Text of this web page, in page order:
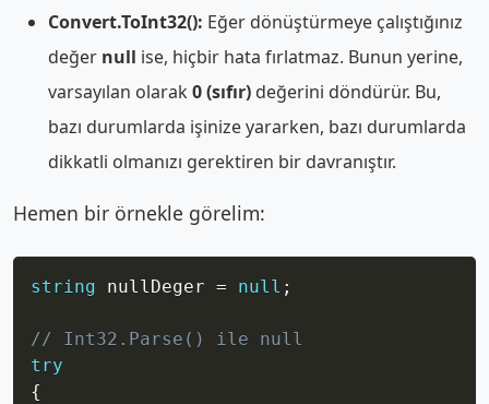
Convert.ToInt32(): Eğer dönüştürmeye çalıştığınız
değer null ise, hiçbir hata fırlatmaz. Bunun yerine,
varsayılan olarak0 (sıfır) değerini döndürür. Bu,
bazı durumlarda işinize yararken, bazı durumlarda
dikkatli olmanızı gerektiren bir davranıştır.
Hemen bir örnekle görelim:
string nullDeger = null ;
// Int32.Parse() ile null
try
{